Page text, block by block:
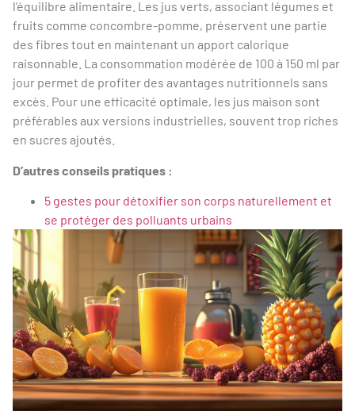
l’équilibre alimentaire. Les jus verts, associant légumes et
fruits comme concombre-pomme, préservent une partie
des fibres tout en maintenant un apport calorique
raisonnable. La consommation modérée de 100 à 150 ml par
jour permet de profiter des avantages nutritionnels sans
excès. Pour une efficacité optimale, les jus maison sont
préférables aux versions industrielles, souvent trop riches
en sucres ajoutés.
D’autres conseils pratiques :
5 gestes pour détoxifier son corps naturellement et
se protéger des polluants urbains